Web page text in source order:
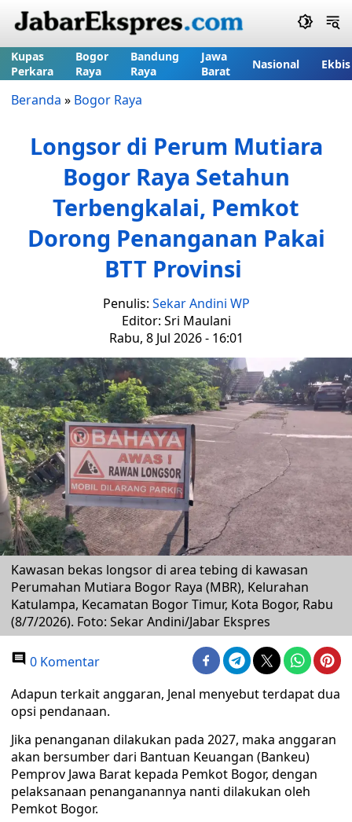
Kupas
Perkara
Bogor
Raya
Bandung
Raya
Jawa
Barat
Nasional Ekbis
Beranda » Bogor Raya
Longsor di Perum Mutiara
Bogor Raya Setahun
Terbengkalai, Pemkot
Dorong Penanganan Pakai
BTT Provinsi
Penulis: Sekar Andini WP
Editor: Sri Maulani
Rabu, 8 Jul 2026 - 16:01
Kawasan bekas longsor di area tebing di kawasan
Perumahan Mutiara Bogor Raya (MBR), Kelurahan
Katulampa, Kecamatan Bogor Timur, Kota Bogor, Rabu
(8/7/2026). Foto: Sekar Andini/Jabar Ekspres
0 Komentar
Adapun terkait anggaran, Jenal menyebut terdapat dua
opsi pendanaan.
Jika penanganan dilakukan pada 2027, maka anggaran
akan bersumber dari Bantuan Keuangan (Bankeu)
Pemprov Jawa Barat kepada Pemkot Bogor, dengan
pelaksanaan penanganannya nanti dilakukan oleh
Pemkot Bogor.